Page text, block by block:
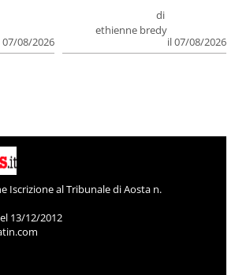
07/08/2026
di
ethienne bredy
il 07/08/2026
Iscrizione al Tribunale di Aosta n.
13/12/2012